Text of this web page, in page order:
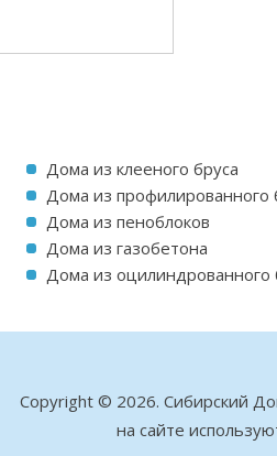
Дома из клееного бруса
Дома из профилированного
Дома из пеноблоков
Дома из газобетона
Дома из оцилиндрованного
Copyright © 2026. Сибирский
на сайте